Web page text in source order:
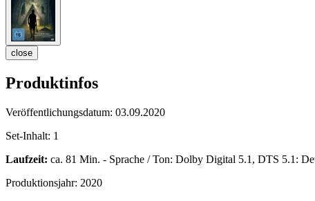
close
Produktinfos
Veröffentlichungsdatum: 03.09.2020
Set-Inhalt: 1
Laufzeit: ca. 81 Min. - Sprache / Ton: Dolby Digital 5.1, DTS 5.1:
Produktionsjahr: 2020